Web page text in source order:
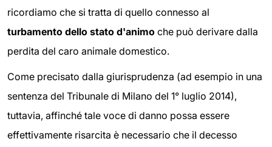
ricordiamo che si tratta di quello connesso al
turbamento dello stato d'animo che può derivare dalla
perdita del caro animale domestico.
Come precisato dalla giurisprudenza (ad esempio in una
sentenza del Tribunale di Milano del 1° luglio 2014),
tuttavia, affinché tale voce di danno possa essere
effettivamente risarcita è necessario che il decesso